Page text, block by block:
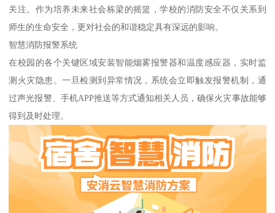
关注。作为培养未来社会栋梁的摇篮，学校的消防安全不仅关系到
师生的生命安全，更对社会的和谐稳定具有深远的影响。
智慧消防报警系统
在校园的各个关键区域安装智能烟雾报警器和温度感应器，实时监
测火灾隐患。一旦检测到异常情况，系统会立即触发报警机制，通
过声光报警、手机APP推送等方式通知相关人员，确保火灾事故能够
得到及时处理。